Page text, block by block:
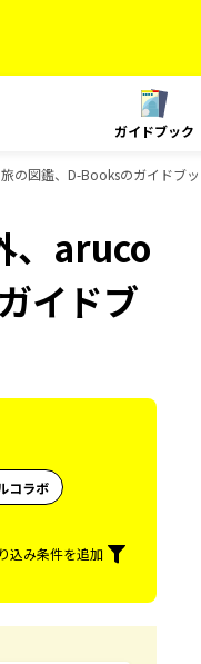
ガイドブック
の図鑑、D-Booksのガイドブ
、aruco
イドブ
コラボ
込み条件を追加